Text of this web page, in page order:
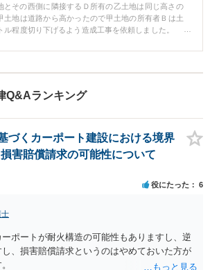
とその西側に隣接するＤ所有の乙土地は同じ高さの
土地は道路から高かったので甲土地の所有者Ｂは土
ル程度切り下げるよう造成工事を依頼しました。
もせずに切り下げるようになっていましたので、A
リまで切り下げたために家全体が傾いた。この家に
費用を出してもらいたい。」と言ってきました。
の漏水で地盤が軟弱になっていることが明らかに
とＢは私のところに相談に来たのです。 私は妥
れの責任を勘案し、A、B、Cそれぞれが200万円、計
たのですが、Ｄはこれに応じずＰ弁護士を代理人と
に乙土地の地盤の強度を調査したい旨申入れたと
調査をしたところ、N値（地盤の硬さを示す数値）
た担当者は「豆腐の上に家が立ってるような状態
庫が落下した直接の原因はAの掘削によるもので
因は長年の風呂場の地下からの漏水により地盤が軟
上に基礎を増強しないまま2階部分を建築して基礎
となどによるものと思われます。 そこで私ははP
Q&Aランキング
づくカーポート建設における境界
害賠償請求の可能性について
役にたった 6
士
ポートが耐火構造の可能性もありますし、逆
、損害賠償請求というのはやめておいた方が